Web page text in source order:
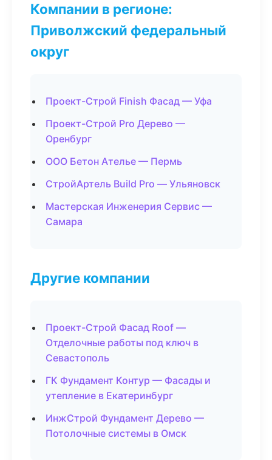
Компании в регионе:
Приволжский федеральный
округ
Проект-Строй Finish Фасад — Уфа
Проект-Строй Pro Дерево —
Оренбург
ООО Бетон Ателье — Пермь
СтройАртель Build Pro — Ульяновск
Мастерская Инженерия Сервис —
Самара
Другие компании
Проект-Строй Фасад Roof —
Отделочные работы под ключ в
Севастополь
ГК Фундамент Контур — Фасады и
утепление в Екатеринбург
ИнжСтрой Фундамент Дерево —
Потолочные системы в Омск